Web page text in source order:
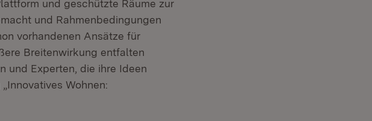
und geschützte Räume zur
und Rahmenbedingungen
vorhandenen Ansätze für
Breitenwirkung entfalten
und Experten, die ihre Ideen
Wohnen: